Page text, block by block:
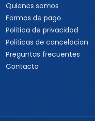
Quienes somos
Formas de pago
Politica de privacidad
Politicas de cancelacion
Preguntas frecuentes
Contacto